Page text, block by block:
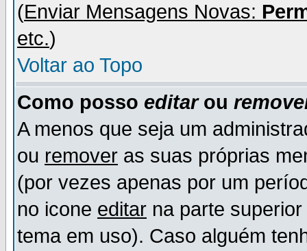
(Enviar Mensagens Novas:
etc.)
Voltar ao Topo
Como posso editarou
A menos que seja um
ou remover as suas próprias
(por vezes apenas por um
no icone editar na parte
tema em uso). Caso alguém